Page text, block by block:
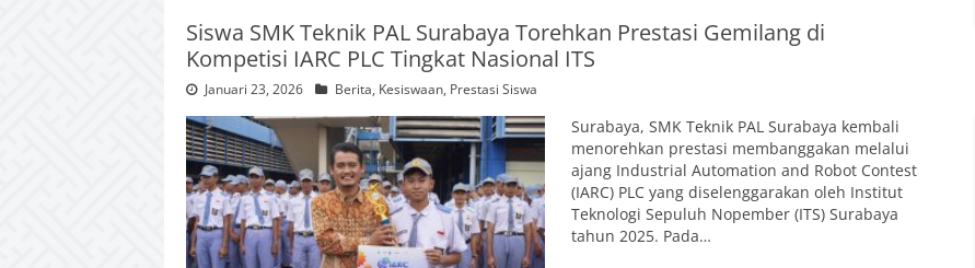
Siswa SMK Teknik PAL Surabaya Torehkan Prestasi Gemilang di
Kompetisi IARC PLC Tingkat Nasional ITS
Januari 23, 2026 Berita, Kesiswaan, Prestasi Siswa
Surabaya, SMK Teknik PAL Surabaya kembali
menorehkan prestasi membanggakan melalui
ajang Industrial Automation and Robot Contest
(IARC) PLC yang diselenggarakan oleh Institut
Teknologi Sepuluh Nopember (ITS) Surabaya
tahun 2025. Pada…